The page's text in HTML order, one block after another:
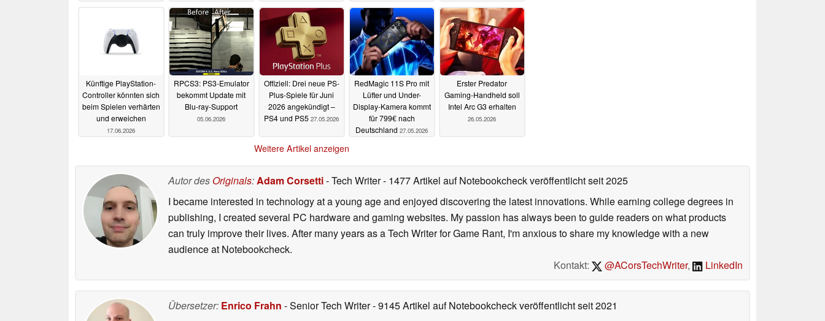
18.06.2026
Künftige PlayStation-
Controller könnten sich
beim Spielen verhärten
und erweichen
17.06.2026
RPCS3: PS3-Emulator
bekommt Update mit
Blu-ray-Support
05.06.2026
Offiziell: Drei neue PS-
Plus-Spiele für Juni
2026 angekündigt –
PS4 und PS5 27.05.2026
RedMagic 11S Pro mit
Lüfter und Under-
Display-Kamera kommt
für 799€ nach
Deutschland 27.05.2026
Erster Predator
Gaming-Handheld soll
Intel Arc G3 erhalten
26.05.2026
Weitere Artikel anzeigen
Autor des Originals:Adam Corsetti- Tech Writer- 1477 Artikel auf Notebookcheck veröffentlichtseit 2025
I became interested in technology at a young age and enjoyed discovering the latest innovations. While earning college degrees in
publishing, I created several PC hardware and gaming websites. My passion has always been to guide readers on what products
can truly improve their lives. After many years as a Tech Writer for Game Rant, I'm anxious to share my knowledge with a new
audience at Notebookcheck.
Kontakt:
@ACorsTechWriter, LinkedIn
Übersetzer: Enrico Frahn - Senior Tech Writer- 9145 Artikel auf Notebookcheck veröffentlichtseit 2021